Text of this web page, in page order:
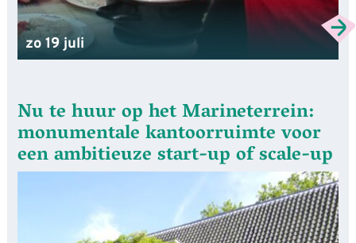
zo 19 juli
Nu te huur op het Marineterrein:
monumentale kantoorruimte voor
een ambitieuze start-up of scale-up